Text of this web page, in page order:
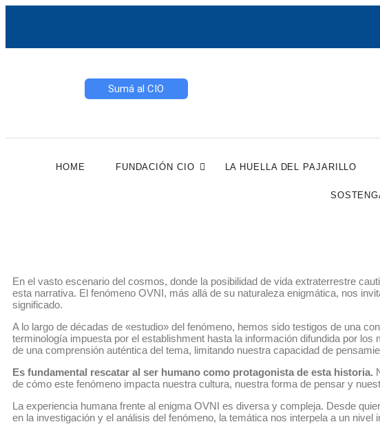
Sumá al CIO
HOME FUNDACIÓN CIO LA HUELLA DEL PAJARILLO
En el vasto escenario del cosmos, donde la posibilidad de vida extraterrestre
esta narrativa. El fenómeno OVNI, más allá de su naturaleza enigmática, nos
significado.
A lo largo de décadas de «estudio» del fenómeno, hemos sido testigos de una
terminología impuesta por el establishment hasta la información difundida por
de una comprensión auténtica del tema, limitando nuestra capacidad de
Es fundamental rescatar al ser humano como protagonista de esta historia.
de cómo este fenómeno impacta nuestra cultura, nuestra forma de pensar y
La experiencia humana frente al enigma OVNI es diversa y compleja. Desde
en la investigación y el análisis del fenómeno, la temática nos interpela a un nivel